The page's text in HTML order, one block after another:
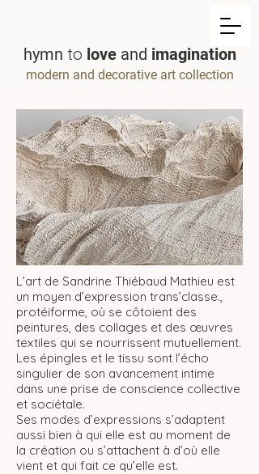
hymn to love and imagination
modern and decorative art collection
L’art de Sandrine Thiébaud Mathieu est
un moyen d’expression trans’classe.,
protéiforme, où se côtoient des
peintures, des collages et des œuvres
textiles qui se nourrissent mutuellement.
Les épingles et le tissu sont l’écho
singulier de son avancement intime
dans une prise de conscience collective
et sociétale.
Ses modes d’expressions s’adaptent
aussi bien à qui elle est au moment de
la création ou s’attachent à d’où elle
vient et qui fait ce qu’elle est.